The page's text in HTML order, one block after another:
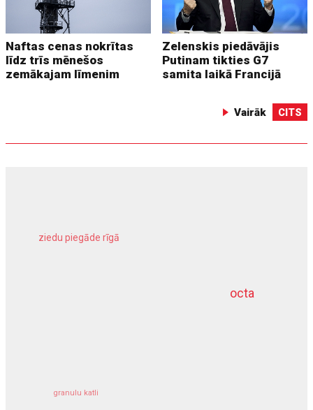
Naftas cenas nokrītas
līdz trīs mēnešos
zemākajam līmenim
Zelenskis piedāvājis
Putinam tikties G7
samita laikā Francijā
Vairāk CITS
octa
ziedu piegāde rīgā
granulu katli
dziļurbums